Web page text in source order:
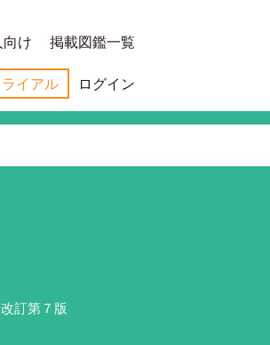
け 掲載図鑑一覧
イアル ログイン
訂第７版